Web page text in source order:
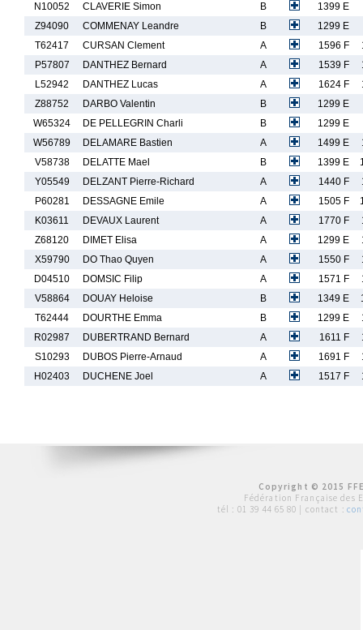
N10052
CLAVERIE Simon B
1399 E
Z94090
COMMENAY Leandre B
1299 E
T62417
CURSAN Clement A 1596 F
P57807
DANTHEZ Bernard A 1539 F
L52942
DANTHEZ Lucas A 1624 F
Z88752
DARBO Valentin B
1299 E
W65324
DE PELLEGRIN Charli B
1299 E
W56789
DELAMARE Bastien A 1499 E
V58738
DELATTE Mael B 1399 E
Y05549
DELZANT Pierre-Richard A 1440 F
P60281
DESSAGNE Emile A 1505 F
K03611
DEVAUX Laurent A 1770 F
Z68120
DIMET Elisa A 1299 E
X59790
DO Thao Quyen A 1550 F
D04510
DOMSIC Filip A 1571 F
V58864
DOUAY Heloise B 1349 E
T62444
DOURTHE Emma B 1299 E
R02987
DUBERTRAND Bernard A 1611 F
S10293
DUBOS Pierre-Arnaud A 1691 F
H02403
DUCHENE Joel A 1517 F
Copyright © 2015
Fédération Française des
tél : 01 39 44 65 80 | contact :